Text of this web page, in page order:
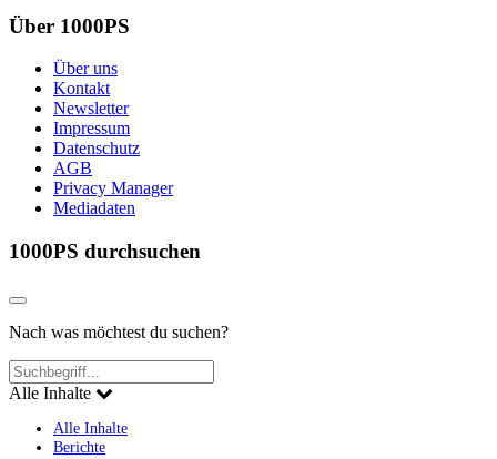
Über 1000PS
Über uns
Kontakt
Newsletter
Impressum
Datenschutz
AGB
Privacy Manager
Mediadaten
1000PS durchsuchen
Nach was möchtest du suchen?
Alle Inhalte
Alle Inhalte
Berichte